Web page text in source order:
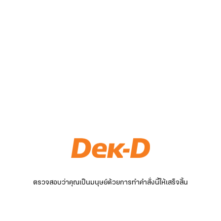
ตรวจสอบว่าคุณเป็นมนุษย์ด้วยการทำคำสั่งนี้ให้เสร็จสิ้น